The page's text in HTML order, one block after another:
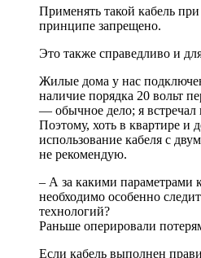
Применять такой кабель
принципе запрещено.
Это также справедливо и
Жилые дома у нас
наличие порядка 20 вольт
— обычное дело; я встречал
Поэтому, хоть в квартире и
использование кабеля с
не рекомендую.
– А за какими параметрами
необходимо особенно
технологий?
Раньше оперировали
Если кабель выполнен